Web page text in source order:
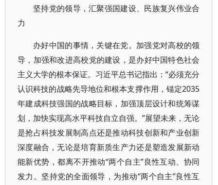
坚持党的领导，汇聚强国建设、民族复兴伟业合
力
办好中国的事情，关键在党。加强党对高校的领
导，加强和改进高校党的建设，是办好中国特色社会
主义大学的根本保证。习近平总书记指出：“必须充分
认识科技的战略先导地位和根本支撑作用，锚定2035
年建成科技强国的战略目标，加强顶层设计和统筹谋
划，加快实现高水平科技自立自强。”展望未来，无论
是抢占科技发展制高点还是推动科技创新和产业创新
深度融合，无论是培育新质生产力还是塑造发展新动
能新优势，都离不开推动“两个自主”良性互动、协同
发力。坚持党的全面领导，为推动“两个自主”良性互